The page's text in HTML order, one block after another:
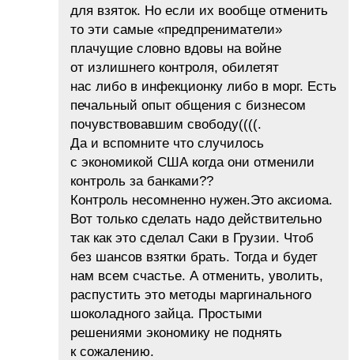
для взяток. Но если их вообще отменить
то эти самые «предпрениматели»
плачущие словно вдовы на войне
от излишнего контроля, обилетят
нас либо в инфекционку либо в морг. Есть
печальный опыт общения с бизнесом
почувствовавшим свободу((((.
Да и вспомните что случилось
с экономикой США когда они отменили
контроль за банками??
Контроль несомненно нужен.Это аксиома.
Вот только сделать надо действительно
так как это сделал Саки в Грузии. Чтоб
без шансов взятки брать. Тогда и будет
нам всем счастье. А отменить, уволить,
распустить это методы маргинального
шоколадного зайца. Простыми
решениями экономику не поднять
к сожалению.